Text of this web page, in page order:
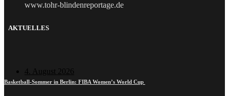
www.tohr-blindenreportage.de
AKTUELLES
4. August 2026
Basketball-Sommer in Berlin: FIBA Women’s World Cup